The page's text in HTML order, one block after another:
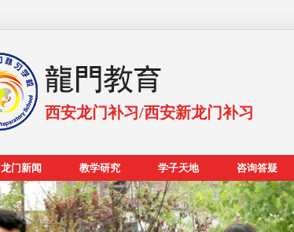
西安龙门补习/西安新龙门补习
龙门新闻 教学研究 学子天地 咨询答疑